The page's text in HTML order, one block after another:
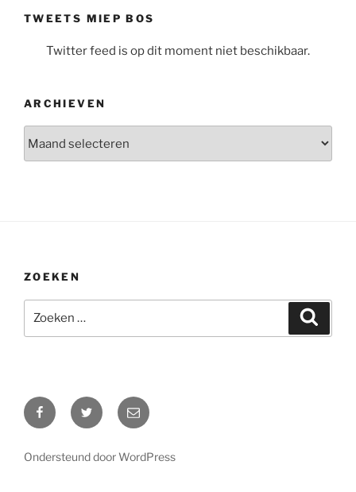
TWEETS MIEP BOS
Twitter feed is op dit moment niet beschikbaar.
ARCHIEVEN
ZOEKEN
naar:
FacebookTwitter E-
mail
Ondersteund door WordPress